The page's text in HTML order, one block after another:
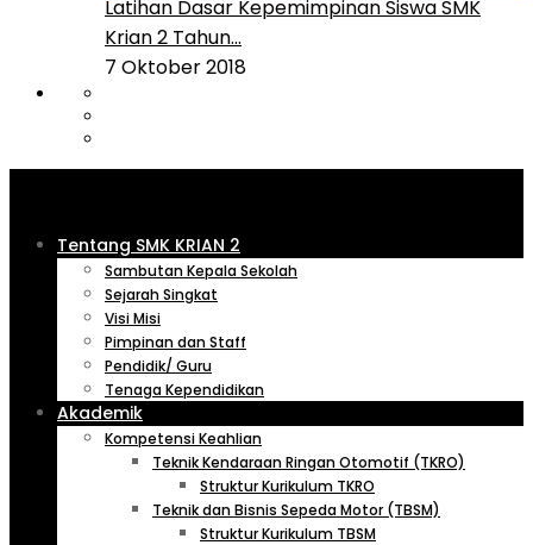
Latihan Dasar Kepemimpinan Siswa SMK
Krian 2 Tahun...
7 Oktober 2018
Tentang SMK KRIAN 2
Sambutan Kepala Sekolah
Sejarah Singkat
Visi Misi
Pimpinan dan Staff
Pendidik/ Guru
Tenaga Kependidikan
Akademik
Kompetensi Keahlian
Teknik Kendaraan Ringan Otomotif (TKRO)
Struktur Kurikulum TKRO
Teknik dan Bisnis Sepeda Motor (TBSM)
Struktur Kurikulum TBSM